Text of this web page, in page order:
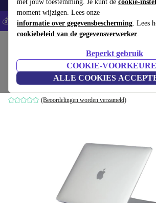
met jouw toestemming. Je kunt de cookie-
moment wijzigen. Lees onze
informatie over gegevensbescherming. Lees
cookiebeleid van de gegevensverwerker.
Beperkt gebruik
COOKIE-
ALLE COOKIES
💰Bespaar 5% EXTRA op alle iPhones -
Hardshell laptoptas 35%
MacBook Air 13 (M1 - 2020) | crystal clear
(Beoordelingen worden verzameld)